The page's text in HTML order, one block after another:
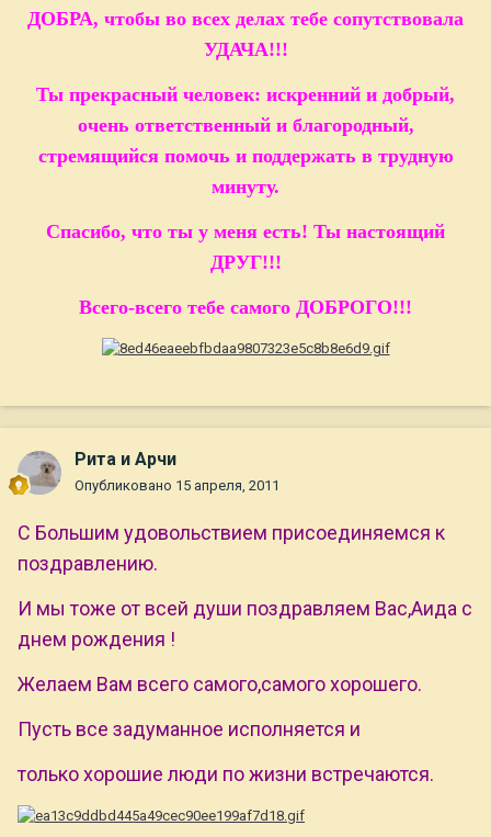
ДОБРА, чтобы во всех делах тебе сопутствовала
УДАЧА!!!
Ты прекрасный человек: искренний и добрый,
очень ответственный и благородный,
стремящийся помочь и поддержать в трудную
минуту.
Спасибо, что ты у меня есть! Ты настоящий
ДРУГ!!!
Всего-всего тебе самого ДОБРОГО!!!
Рита и Арчи
Опубликовано 15 апреля, 2011
С Большим удовольствием присоединяемся к
поздравлению.
И мы тоже от всей души поздравляем Вас,Аида с
днем рождения !
Желаем Вам всего самого,самого хорошего.
Пусть все задуманное исполняется и
только хорошие люди по жизни встречаются.